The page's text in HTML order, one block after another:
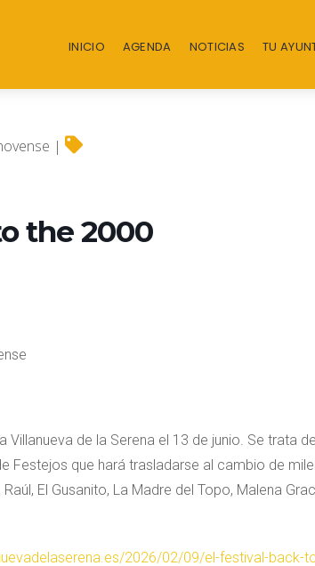
INICIO AGENDA NOTICIAS TU
|
the 2000
Villanueva de la Serena el 13 de junio. Se trata
Festejos que hará trasladarse al cambio de
El Gusanito, La Madre del Topo, Malena
2026/02/09/el-festival-back-